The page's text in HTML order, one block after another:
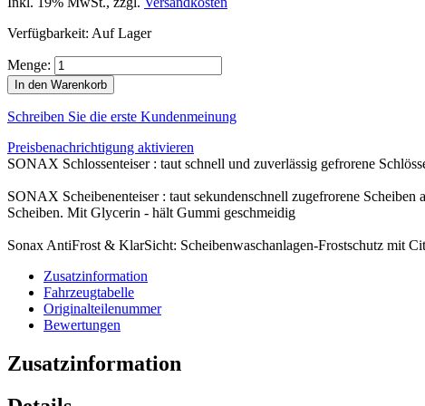
Verfügbarkeit: Auf Lager
Menge:
In den Warenkorb
Schreiben Sie die erste Kundenmeinung
Preisbenachrichtigung aktivieren
SONAX Schlossenteiser : taut schnell und zuverlässig gefrorene
SONAX Scheibenenteiser : taut sekundenschnell zugefrorene
Scheiben. Mit Glycerin - hält Gummi geschmeidig
Sonax AntiFrost & KlarSicht: Scheibenwaschanlagen-Frostschutz mit
Zusatzinformation
Fahrzeugtabelle
Originalteilenummer
Bewertungen
Zusatzinformation